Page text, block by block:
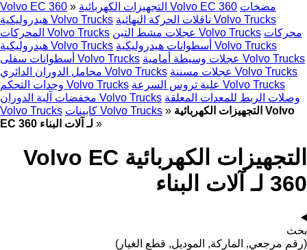
Volvo EC 360 » التجهيزات الكهربائية Volvo EC 360 مضخات
هيدروليكية Volvo Trucks
ناقلات الحركة النهائية Volvo Trucks
المحركات Volvo Trucks
عجلات مشط التبن Volvo Trucks محركات
هيدروليكية Volvo Trucks
أسطوانات هيدروليكية Volvo Trucks
أسطوانات سفلى Volvo Trucks
عجلات وسيطة أمامية Volvo Trucks
محامل الدوران الدائري Volvo Trucks
عجلات مسننة Volvo Trucks
وحدات التحكم Volvo Trucks
علبة تروس السرعة Volvo Trucks
مخفضات آلية الدوران Volvo Trucks وصلات الربط للمعدات المعلقة
Volvo Trucks
كابينات Volvo Trucks » التجهيزات الكهربائية Volvo
EC 360 لـ آلات البناء »
التجهيزات الكهربائية Volvo EC
360 لـ آلات البناء
بحث
(رقم مرجعي, الماركة, الموديل, قطع الغيار)